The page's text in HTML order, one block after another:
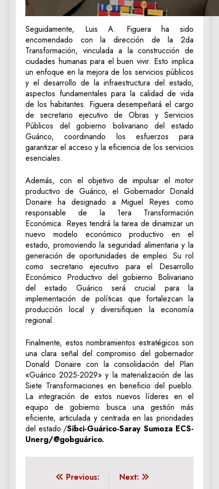
‎Seguidamente, Luis A. Figuera ha sido
encomendado con la dirección de la 2da
Transformación, vinculada a la construcción de
ciudades humanas para el buen vivir. Esto implica
un enfoque en la mejora de los servicios públicos
y el desarrollo de la infraestructura del estado,
aspectos fundamentales para la calidad de vida
de los habitantes. Figuera desempeñará el cargo
de secretario ejecutivo de Obras y Servicios
Públicos del gobierno bolivariano del estado
Guárico, coordinando los esfuerzos para
garantizar el acceso y la eficiencia de los servicios
esenciales.
‎Además, con el objetivo de impulsar el motor
productivo de Guárico, el Gobernador Donald
Donaire ha designado a Miguel Reyes como
responsable de la 1era Transformación
Económica. Reyes tendrá la tarea de dinamizar un
nuevo modelo económico productivo en el
estado, promoviendo la seguridad alimentaria y la
generación de oportunidades de empleo. Su rol
como secretario ejecutivo para el Desarrollo
Económico Productivo del gobierno Bolivariano
del estado Guárico será crucial para la
implementación de políticas que fortalezcan la
producción local y diversifiquen la economía
regional.
‎Finalmente, estos nombramientos estratégicos son
una clara señal del compromiso del gobernador
Donald Donaire con la consolidación del Plan
«Guárico 2025-2029» y la materialización de las
Siete Transformaciones en beneficio del pueblo.
La integración de estos nuevos líderes en el
equipo de gobierno busca una gestión más
eficiente, articulada y centrada en las prioridades
del estado./Sibci-Guárico-Saray Sumoza ECS-
Unerg/@gobguárico.
Navegación
Previous:
Next: